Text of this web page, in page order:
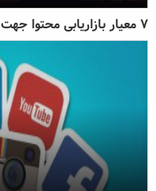
7 معیار بازاریابی محتوا جهت رسیدن به موفقیت مستمر